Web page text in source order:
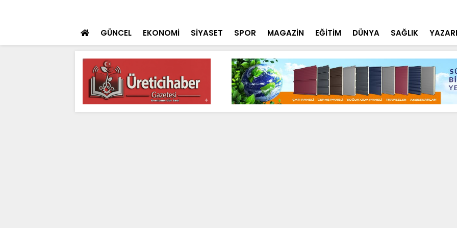
GÜNCEL EKONOMİ SİYASET SPOR MAGAZİN EĞİTİM DÜNYA SAĞLIK